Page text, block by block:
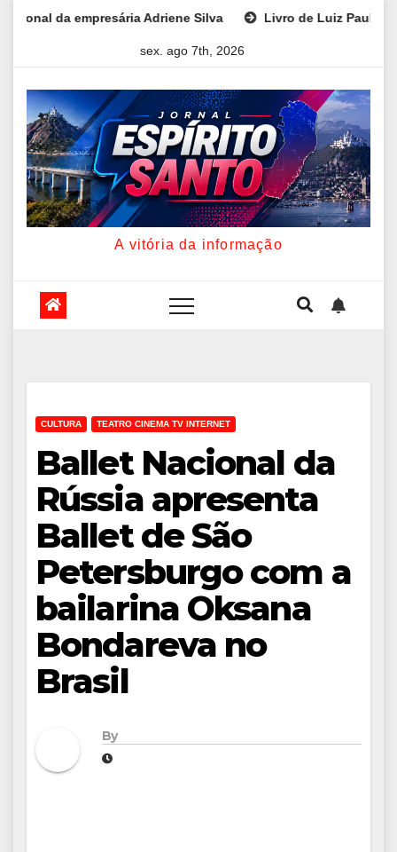
Livro de Luiz Paulo Foggetti discute os desafios de
sex. ago 7th, 2026
A vitória da informação
CULTURA TEATRO CINEMA TV INTERNET
Ballet Nacional da
Rússia apresenta
Ballet de São
Petersburgo com a
bailarina Oksana
Bondareva no
Brasil
By